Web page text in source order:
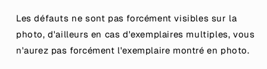
transparente
orange,
corail,
blanche
transparente
orange,
corail,
blanche
Les défauts ne sont pas forcément visibles sur la
photo, d'ailleurs en cas d'exemplaires multiples, vous
n'aurez pas forcément l'exemplaire montré en photo.